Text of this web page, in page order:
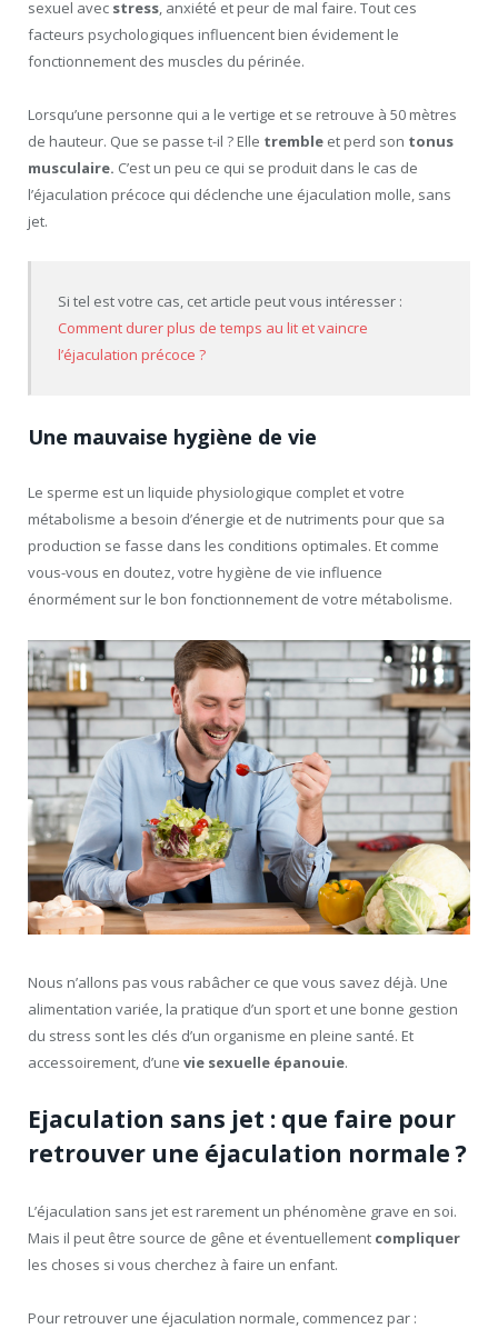
sexuel avec stress, anxiété et peur de mal faire. Tout ces
facteurs psychologiques influencent bien évidement le
fonctionnement des muscles du périnée.
Lorsqu’une personne qui a le vertige et se retrouve à 50 mètres
de hauteur. Que se passe t-il ? Elle tremble et perd son tonus
musculaire. C’est un peu ce qui se produit dans le cas de
l’éjaculation précoce qui déclenche une éjaculation molle, sans
jet.
Si tel est votre cas, cet article peut vous intéresser :
Comment durer plus de temps au lit et vaincre
l’éjaculation précoce ?
Une mauvaise hygiène de vie
Le sperme est un liquide physiologique complet et votre
métabolisme a besoin d’énergie et de nutriments pour que sa
production se fasse dans les conditions optimales. Et comme
vous-vous en doutez, votre hygiène de vie influence
énormément sur le bon fonctionnement de votre métabolisme.
Nous n’allons pas vous rabâcher ce que vous savez déjà. Une
alimentation variée, la pratique d’un sport et une bonne gestion
du stress sont les clés d’un organisme en pleine santé. Et
accessoirement, d’une vie sexuelle épanouie.
Ejaculation sans jet : que faire pour
retrouver une éjaculation normale ?
L’éjaculation sans jet est rarement un phénomène grave en soi.
Mais il peut être source de gêne et éventuellement compliquer
les choses si vous cherchez à faire un enfant.
Pour retrouver une éjaculation normale, commencez par :